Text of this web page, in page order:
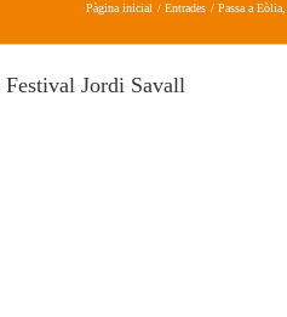
Pàgina inicial Entrades Passa a Eòlia
Jordi Savall